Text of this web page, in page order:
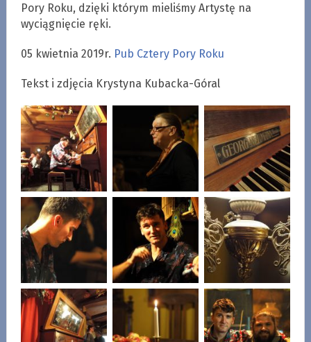
Pory Roku, dzięki którym mieliśmy Artystę na
wyciągnięcie ręki.
05 kwietnia 2019r. Pub Cztery Pory Roku
Tekst i zdjęcia Krystyna Kubacka-Góral